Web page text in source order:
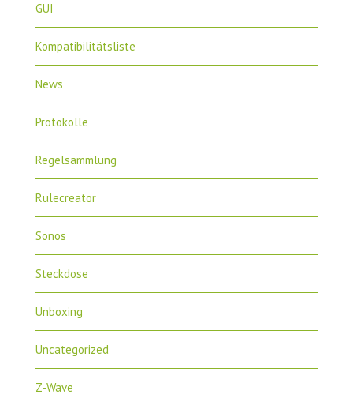
GUI
Kompatibilitätsliste
News
Protokolle
Regelsammlung
Rulecreator
Sonos
Steckdose
Unboxing
Uncategorized
Z-Wave